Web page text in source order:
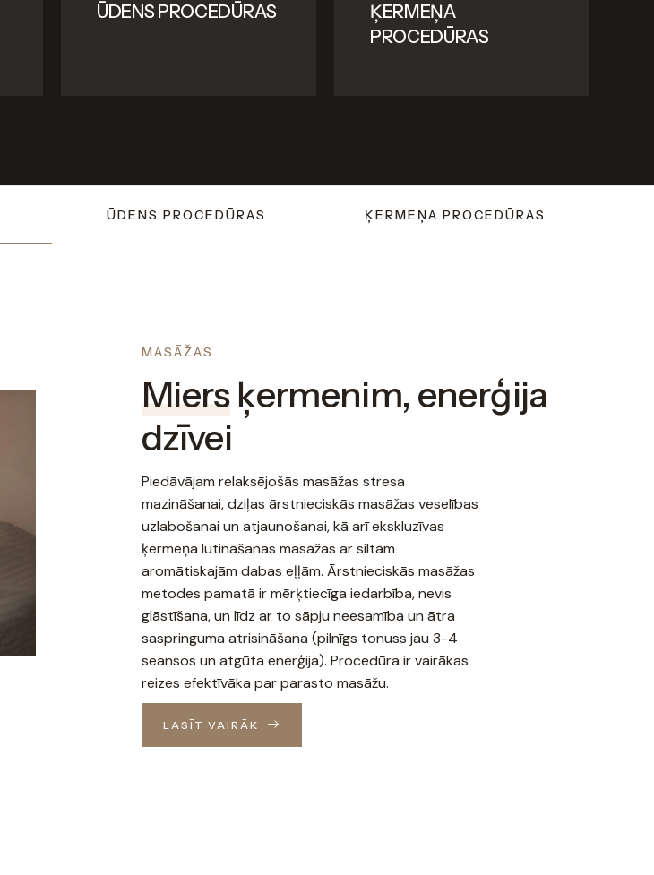
ŪDENS PROCEDŪRAS
ĶERMEŅA
PROCEDŪRAS
ŪDENS PROCEDŪRAS ĶERMEŅA PROCEDŪRAS
MASĀŽAS
Miersķermenim, enerģija
dzīvei
Piedāvājam relaksējošās masāžas stresa
mazināšanai, dziļas ārstnieciskās masāžas veselības
uzlabošanai un atjaunošanai, kā arī ekskluzīvas
ķermeņa lutināšanas masāžas ar siltām
aromātiskajām dabas eļļām. Ārstnieciskās masāžas
metodes pamatā ir mērķtiecīga iedarbība, nevis
glāstīšana, un līdz ar to sāpju neesamība un ātra
saspringuma atrisināšana (pilnīgs tonuss jau 3-4
seansos un atgūta enerģija). Procedūra ir vairākas
reizes efektīvāka par parasto masāžu.
LASĪT VAIRĀK